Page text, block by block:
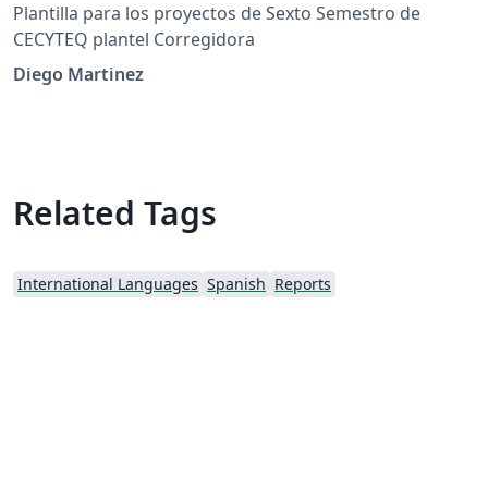
Plantilla para los proyectos de Sexto Semestro de
CECYTEQ plantel Corregidora
Diego Martinez
Related Tags
International Languages Spanish Reports